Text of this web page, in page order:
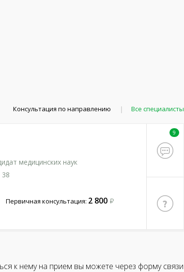
Консультация по направлению Все специалисты
9
медицинских наук
38
Первичная консультация: 2 800
к нему на прием вы можете через форму связи